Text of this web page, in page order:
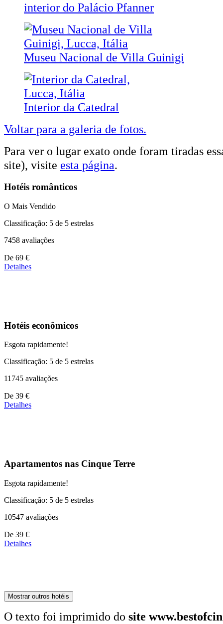
interior do Palácio Pfanner
Museu Nacional de Villa Guinigi
Interior da Catedral
Voltar para a galeria de fotos.
Para ver o lugar exato onde foram tiradas
site), visite esta página.
Hotéis românticos
O Mais Vendido
Classificação: 5 de 5 estrelas
7458 avaliações
Preços
a
De 69 €
Detalhes
Hotéis econômicos
Esgota rapidamente!
Classificação: 5 de 5 estrelas
11745 avaliações
Preços
a
De 39 €
Detalhes
Apartamentos nas Cinque Terre
Esgota rapidamente!
Classificação: 5 de 5 estrelas
10547 avaliações
Preços
a
De 39 €
Detalhes
Mostrar outros hotéis
O texto foi imprimido do site